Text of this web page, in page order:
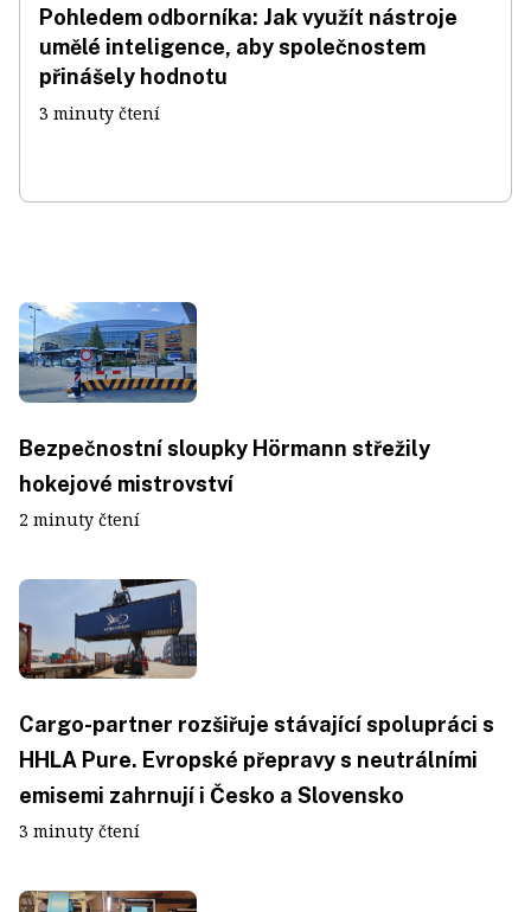
Pohledem odborníka: Jak využít nástroje
umělé inteligence, aby společnostem
přinášely hodnotu
3 minuty čtení
Bezpečnostní sloupky Hörmann střežily
hokejové mistrovství
2 minuty čtení
Cargo-partner rozšiřuje stávající spolupráci s
HHLA Pure. Evropské přepravy s neutrálními
emisemi zahrnují i Česko a Slovensko
3 minuty čtení